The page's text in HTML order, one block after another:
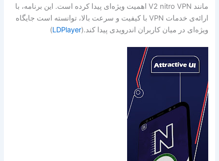
مانند V2 nitro VPN اهمیت ویژه‌ای پیدا کرده است. این برنامه، با
ارائه‌ی خدمات VPN با کیفیت و سرعت بالا، توانسته است جایگاه
ویژه‌ای در میان کاربران اندرویدی پیدا کند.(LDPlayer
)